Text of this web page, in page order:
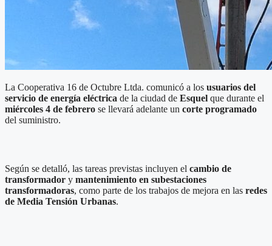
La Cooperativa 16 de Octubre Ltda. comunicó a los usuarios del
servicio de energía eléctrica de la ciudad de Esquel que durante el
miércoles 4 de febrero se llevará adelante un corte programado
del suministro.
Según se detalló, las tareas previstas incluyen el cambio de
transformador y mantenimiento en subestaciones
transformadoras, como parte de los trabajos de mejora en las redes
de Media Tensión Urbanas.